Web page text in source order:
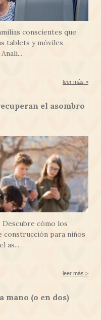
conscientes que
tablets y móviles
leer más >
el asombro
Descubre cómo los
construcción para niños
as...
leer más >
mano (o en dos)